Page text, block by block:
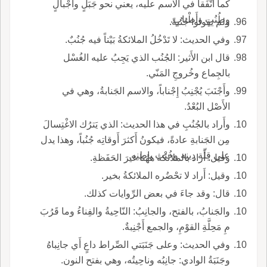
كما اتَّفَقا في الاسم عليه، يعني نحو جَبَلٍ وأَجْبالٍ
وطُنُبٍ وأَطْنابٍ.
ولم يقولوا جُنُبةً.
وفي الحديث: لا تَدْخُلُ الملائكةُ بَيْتاً فيه جُنُبٌ.
قال ابن الأَثير: الجُنُب الذي يَجِبُ عليه الغُسْل
بالجِماع وخُروجِ المَنّي.
وأَجْنَبَ يُجْنِبُ إِجْناباً، والاسم الجَنابةُ، وهي في
الأَصْل البُعْدُ.
وأَراد بالجُنُبِ في هذا الحديث: الذي يَترُك الاغْتِسالَ
مِن الجَنابةِ عادةً، فيكونُ أَكثرَ أَوقاتِه جُنُباً، وهذا يدل
على قِلّة دِينِه وخُبْثِ باطِنِه.
وقيل: أَراد بالملائكة ههُنا غيرَ الحَفَظةِ.
وقيل: أَراد لا تحْضُره الملائكةُ بخير.
قال: وقد جاءَ في بعض الرِّوايات كذلك.
والجَنابُ، بالفتح، والجانِبُ: النّاحِيةُ والفِناءُ وما قَرُبَ
مِ مَحِلَّةِ القوْمِ، والجمع أَجْنِبةٌ.
وفي الحديث: وعلى جَنَبَتي الصِّراط داعٍ أَي جانِباهُ
وجَنَبَةُ الوادي: جانِبُه وناحِيتُه، وهي بفتح النون.